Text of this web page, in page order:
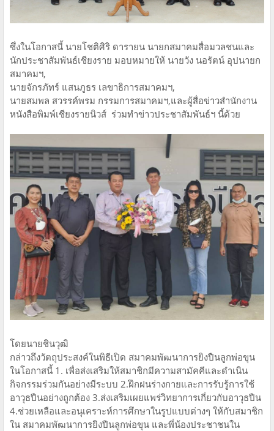
ซึ่งในโอกาสนี้ นายโชติศิริ ดารายน นายกสมาคมสื่อมวลชนและ
นักประชาสัมพันธ์เชียงราย มอบหมายให้ นายวัง นอรัตน์ อุปนายก
สมาคมฯ,
นายจักรภัทร์ แสนภูธร เลขาธิการสมาคมฯ,
นายสมพล สวรรค์พรม กรรมการสมาคมฯ,และผู้สื่อข่าวสำนักงาน
หนังสือพิมพ์เชียงรายนิวส์ ร่วมทำข่าวประชาสัมพันธ์ฯ นี้ด้วย
โดยนายชินวุฒิ
กล่าวถึงวัตถุประสงค์ในพิธีเปิด สมาคมพัฒนาการยิงปืนลูกพ่อขุน
ในโอกาสนี้ 1. เพื่อส่งเสริมให้สมาชิกมีความสามัคคีและดำเนิน
กิจกรรมร่วมกันอย่างมีระบบ 2.ฝึกฝนร่างกายและการรับรู้การใช้
อาวุธปืนอย่างถูกต้อง 3.ส่งเสริมเผยแพร่วิทยาการเกี่ยวกับอาวุธปืน
4.ช่วยเหลือและอนุเคราะห์การศึกษาในรูปแบบต่างๆ ให้กับสมาชิก
ใน สมาคมพัฒนาการยิงปืนลูกพ่อขุน และพี่น้องประชาชนใน